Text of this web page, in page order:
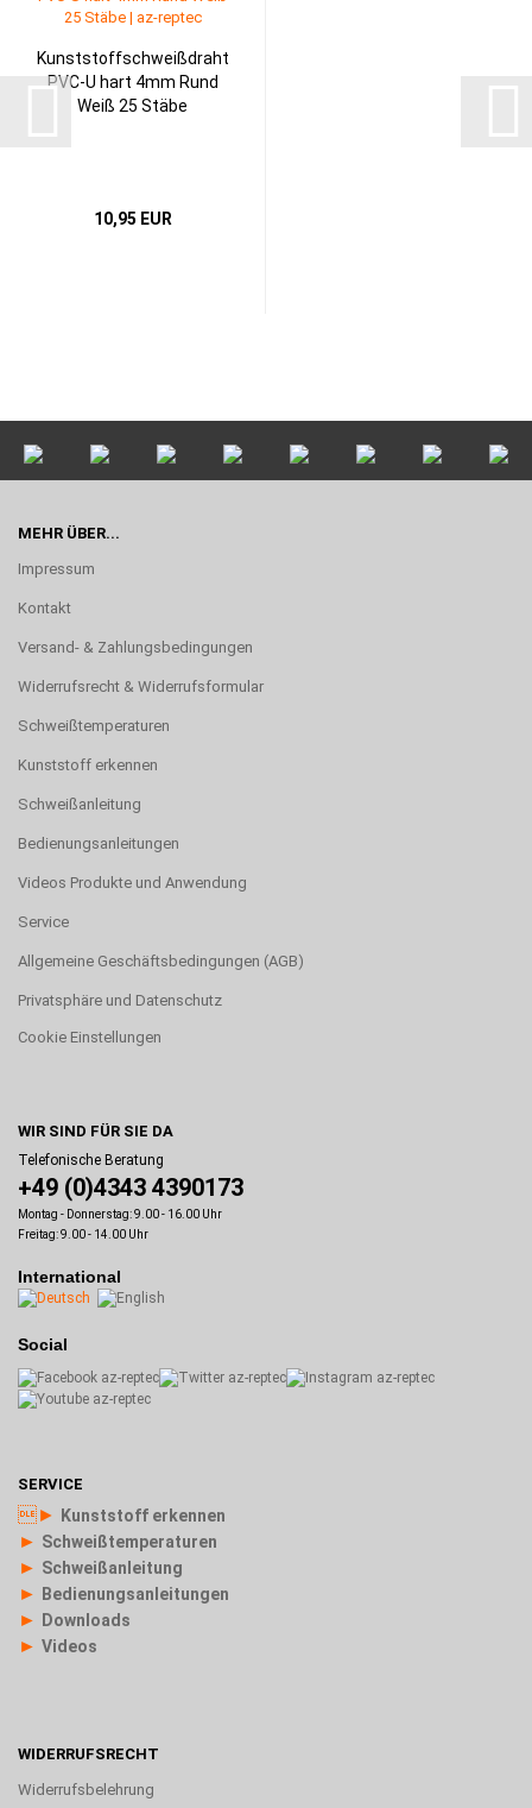
Kunststoffschweißdraht
PVC-U hart 4mm Rund
Weiß 25 Stäbe
10,95 EUR
MEHR ÜBER...
Impressum
Kontakt
Versand- & Zahlungsbedingungen
Widerrufsrecht & Widerrufsformular
Schweißtemperaturen
Kunststoff erkennen
Schweißanleitung
Bedienungsanleitungen
Videos Produkte und Anwendung
Service
Allgemeine Geschäftsbedingungen (AGB)
Privatsphäre und Datenschutz
Cookie Einstellungen
WIR SIND FÜR SIE DA
Telefonische Beratung
+49 (0)4343 4390173
Montag - Donnerstag: 9.00 - 16.00 Uhr
Freitag: 9.00 - 14.00 Uhr
International
Social
SERVICE
► Kunststoff erkennen
► Schweißtemperaturen
► Schweißanleitung
► Bedienungsanleitungen
► Downloads
► Videos
WIDERRUFSRECHT
Widerrufsbelehrung